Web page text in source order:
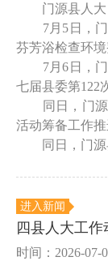
门源县人大
7月5日，门
芬芳浴检查环境
7月6日，门
七届县委第122
同日，门源
活动筹备工作推
同日，门源
进入新闻
四县人大工作
时间：2026-07-